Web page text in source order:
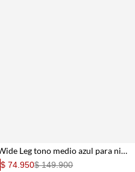
Jean Wide Leg tono medio azul para niña
$ 74.950$ 149.900